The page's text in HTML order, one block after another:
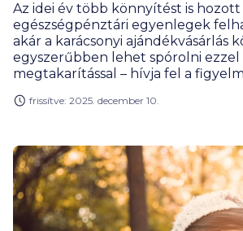
Az idei év több könnyítést is hozott
egészségpénztári egyenlegek
akár a karácsonyi ajándékvásárlás
egyszerűbben lehet spórolni ezzel
megtakarítással – hívja fel a
egyre több pénz áramlik
frissítve: 2025. december 10.